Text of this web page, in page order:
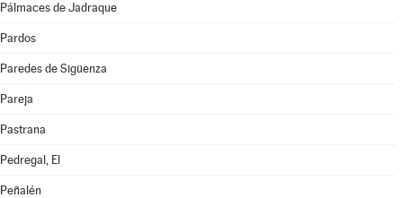
Pálmaces de Jadraque
Pardos
Paredes de Sigüenza
Pareja
Pastrana
Pedregal, El
Peñalén